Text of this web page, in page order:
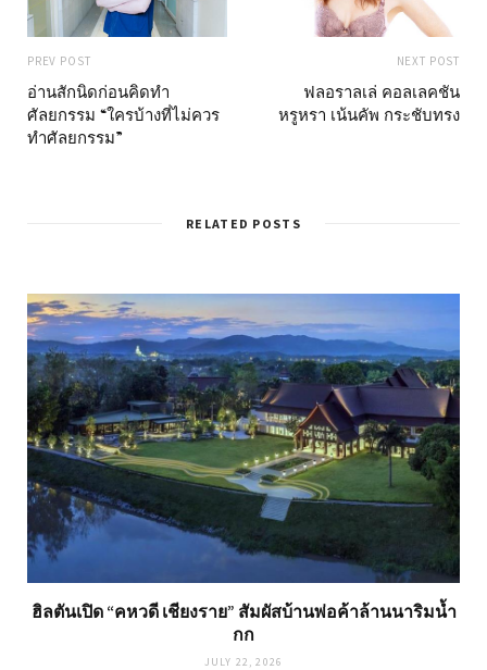
PREV POST
อ่านสักนิดก่อนคิดทำ
ศัลยกรรม “ใครบ้างที่ไม่ควร
ทำศัลยกรรม”
NEXT POST
ฟลอราลเล่ คอลเลคชัน
หรูหรา เน้นคัพ กระชับทรง
RELATED POSTS
ฮิลตันเปิด “คหวดี เชียงราย” สัมผัสบ้านพ่อค้าล้านนาริมน้ำ
กก
JULY 22, 2026